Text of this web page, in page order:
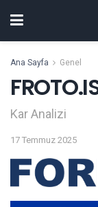
Ana Sayfa Genel
Kar Analizi
17 Temmuz 2025